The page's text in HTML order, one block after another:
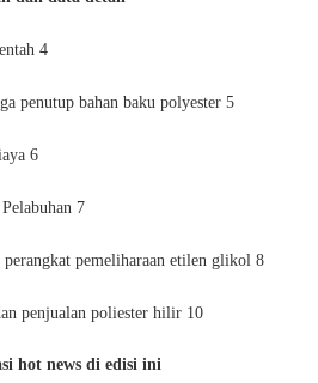
4
penutup bahan baku polyester 5
6
7
perangkat pemeliharaan etilen glikol 8
penjualan poliester hilir 10
hot news di edisi ini